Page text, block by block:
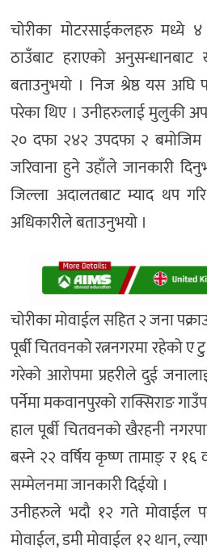
चोरीका मोटरसाईकलहरु मध्ये ४
ठाउँबाट हराएको
बताउनुभयो । निज श्रेष्ठ यस अघि
परेका थिए । उनीहरुलाई मुलुकी
२० दफा २४२ उपदफा २
जरिवाना हुने उहाँले जानकारी
जिल्ला अदालतबाट म्याद थप
अधिकारीले बताउनुभयो ।
चोरीका मोवाईल सहित २ जना
पूर्बी चितवनको रत्ननगरमा रहेको
गरेको आरोपमा प्रहरीले दुई
पर्नेमा मकवानपुरको राक्सिराङ
हाल पूर्बी चितवनको खैरहनी
बस्ने २२ वर्षिय कृष्ण तामाङ् र १६
सम्मेलनमा जानकारी दिईयो ।
उनीहरुले भदौ १२ गते मोवाईल
मोवाईल, डमी मोवाईल १२ थान,